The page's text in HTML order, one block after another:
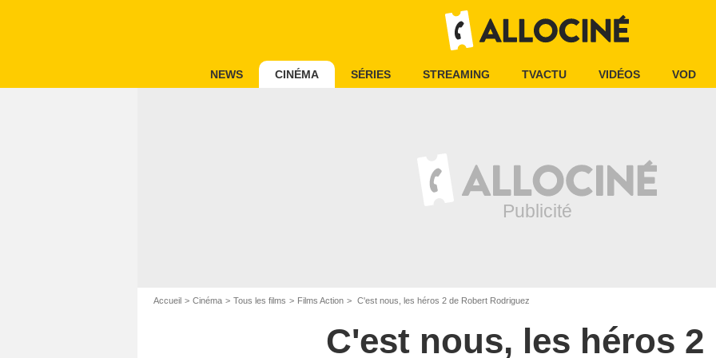
NEWS CINÉMA SÉRIES STREAMING TVACTU VIDÉOS VOD
Accueil Cinéma Tous les films Films Action C'est nous, les héros 2 de Robert Rodriguez
C'est nous, les héros 2